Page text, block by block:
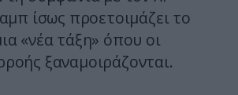
ίσως προετοιμάζει το
«νέα τάξη» όπου οι
ξαναμοιράζονται.